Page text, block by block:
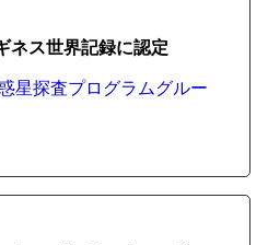
ネス世界記録に認定
星探査プログラムグルー